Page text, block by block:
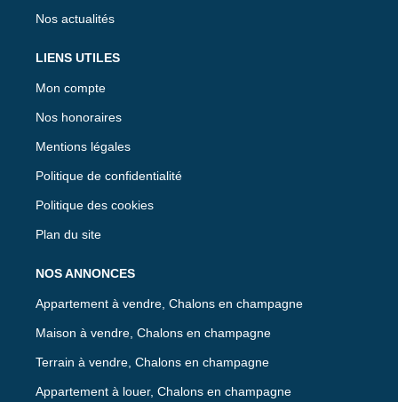
Nos actualités
LIENS UTILES
Mon compte
Nos honoraires
Mentions légales
Politique de confidentialité
Politique des cookies
Plan du site
NOS ANNONCES
Appartement à vendre, Chalons en champagne
Maison à vendre, Chalons en champagne
Terrain à vendre, Chalons en champagne
Appartement à louer, Chalons en champagne